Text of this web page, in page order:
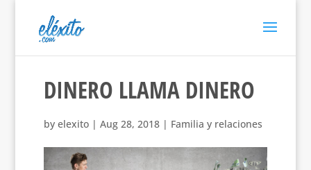
DINERO LLAMA DINERO
by elexito| Aug 28, 2018| Familia y relaciones